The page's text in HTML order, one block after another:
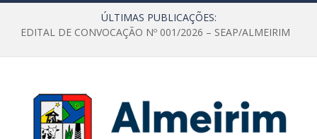
ÚLTIMAS PUBLICAÇÕES:
EDITAL DE CONVOCAÇÃO Nº 001/2026 – SEAP/ALMEIRIM